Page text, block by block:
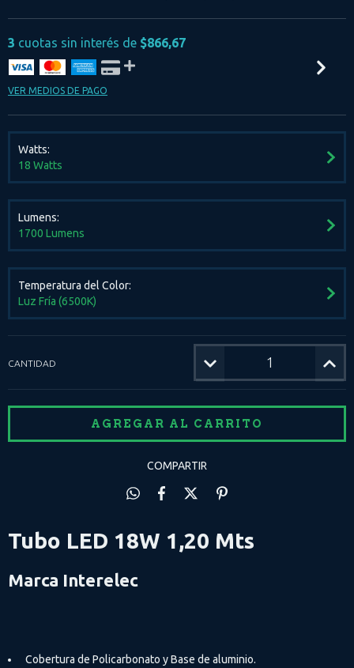
3 cuotas sin interés de $866,67
VER MEDIOS DE PAGO
Watts:
18 Watts
Lumens:
1700 Lumens
Temperatura del Color:
Luz Fría (6500K)
CANTIDAD
COMPARTIR
Tubo LED 18W 1,20 Mts
Marca Interelec
 Cobertura de Policarbonato y Base de aluminio.